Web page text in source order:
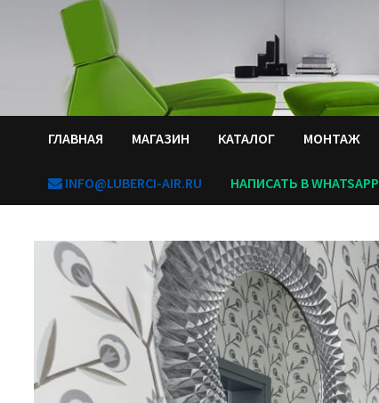
ГЛАВНАЯ МАГАЗИН КАТАЛОГ МОНТАЖ
INFO@LUBERCI-AIR.RU НАПИСАТЬ В WHATSAPP